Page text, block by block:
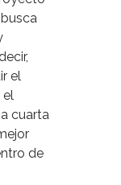
el
cuarta
de